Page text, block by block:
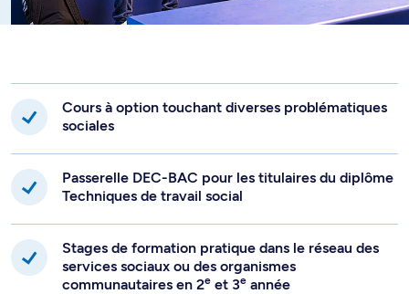
Cours à option touchant diverses problématiques
sociales
Passerelle DEC-BAC pour les titulaires du diplôme
Techniques de travail social
Stages de formation pratique dans le réseau des
services sociaux ou des organismes
communautaires en 2e et 3e année